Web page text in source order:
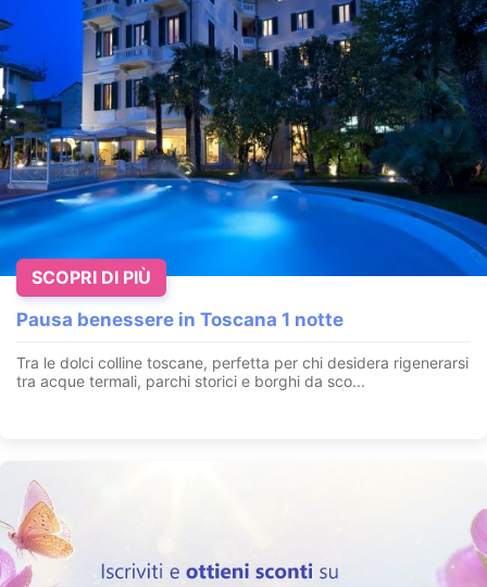
Pausa benessere in Toscana 1 notte
Tra le dolci colline toscane, perfetta per chi desidera rigenerarsi
tra acque termali, parchi storici e borghi da sco...
SCOPRI DI PIÙ